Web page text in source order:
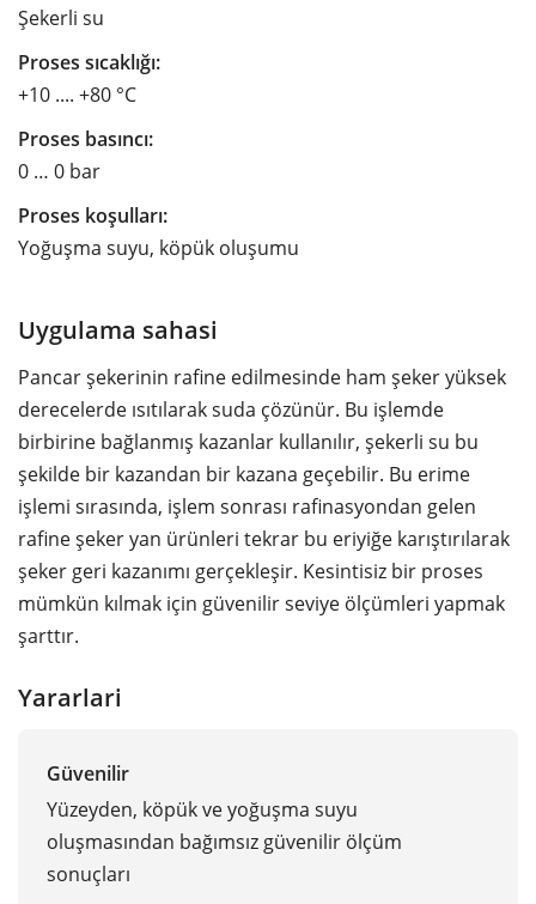
Şekerli su
Proses sıcaklığı:
+10 .... +80 °C
Proses basıncı:
0 … 0 bar
Proses koşulları:
Yoğuşma suyu, köpük oluşumu
Uygulama sahasi
Pancar şekerinin rafine edilmesinde ham şeker yüksek
derecelerde ısıtılarak suda çözünür. Bu işlemde
birbirine bağlanmış kazanlar kullanılır, şekerli su bu
şekilde bir kazandan bir kazana geçebilir. Bu erime
işlemi sırasında, işlem sonrası rafinasyondan gelen
rafine şeker yan ürünleri tekrar bu eriyiğe karıştırılarak
şeker geri kazanımı gerçekleşir. Kesintisiz bir proses
mümkün kılmak için güvenilir seviye ölçümleri yapmak
şarttır.
Yararlari
Güvenilir
Yüzeyden, köpük ve yoğuşma suyu
oluşmasından bağımsız güvenilir ölçüm
sonuçları